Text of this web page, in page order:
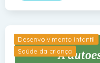
Desenvolvimento infantil
Saúde da criança